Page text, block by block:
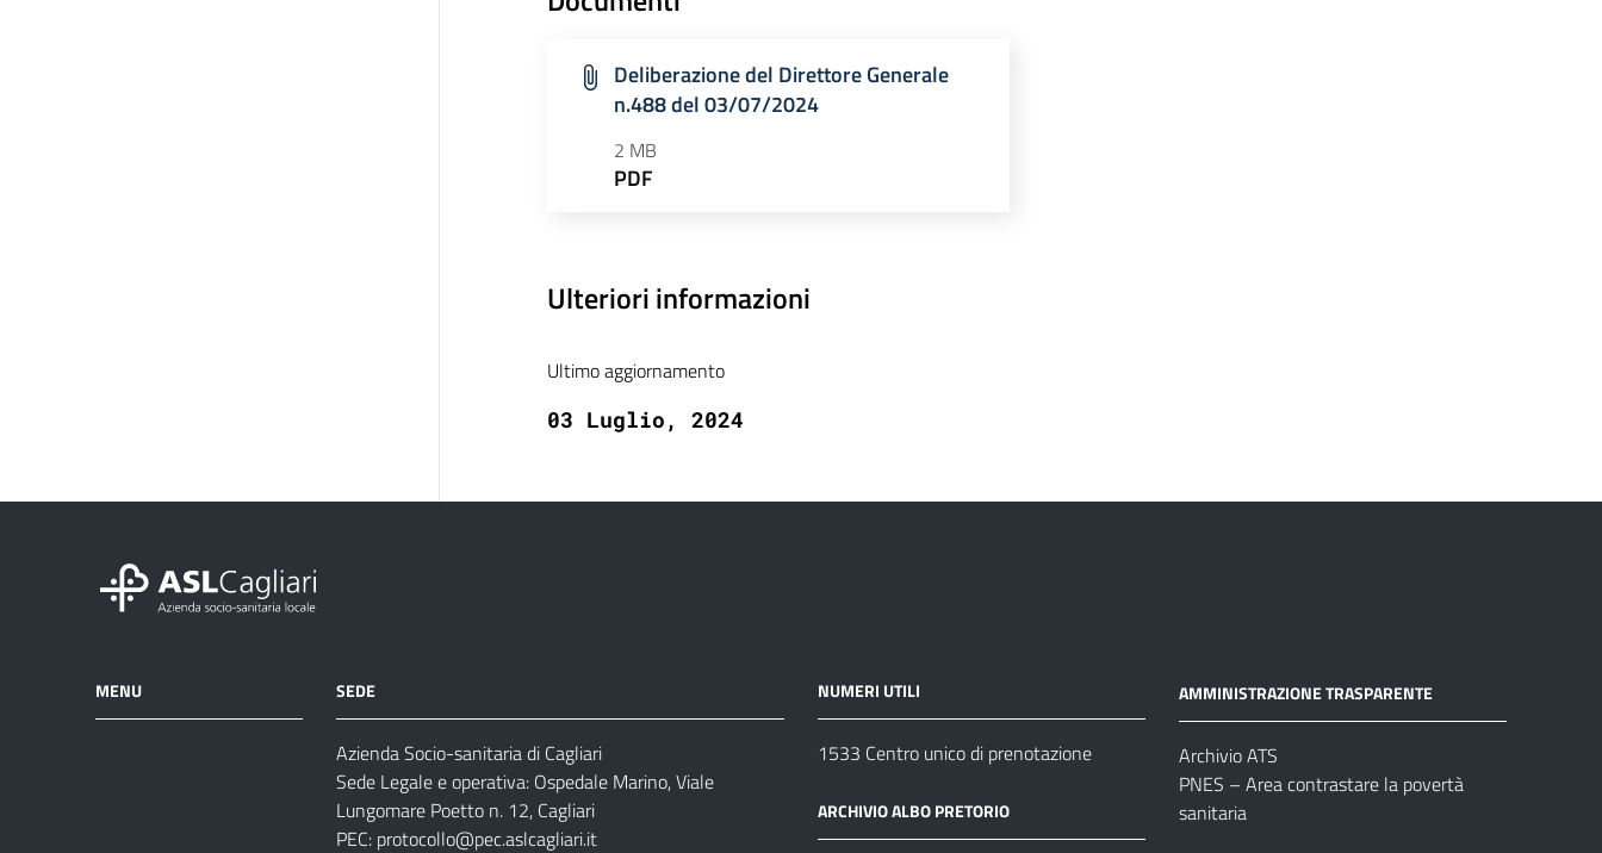
Deliberazione del Direttore Generale
n.488 del 03/07/2024
2 MB
PDF
Ulteriori informazioni
Ultimo aggiornamento
03 Luglio, 2024
MENU SEDE
Azienda Socio-sanitaria di Cagliari
Sede Legale e operativa: Ospedale Marino, Viale
Lungomare Poetto n. 12, Cagliari
PEC: protocollo@pec.aslcagliari.it
NUMERI UTILI
1533 Centro unico di prenotazione
ARCHIVIO ALBO PRETORIO
AMMINISTRAZIONE TRASPARENTE
Archivio ATS
PNES – Area contrastare la povertà
sanitaria